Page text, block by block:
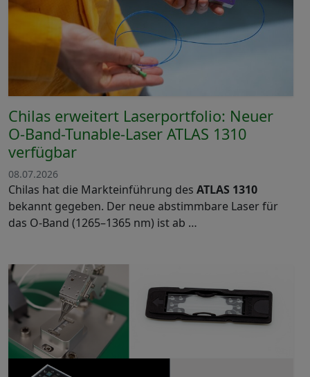
Chilas erweitert Laserportfolio: Neuer
O-Band-Tunable-Laser ATLAS 1310
verfügbar
08.07.2026
Chilas hat die Markteinführung des ATLAS 1310
bekannt gegeben. Der neue abstimmbare Laser für
das O-Band (1265–1365 nm) ist ab …